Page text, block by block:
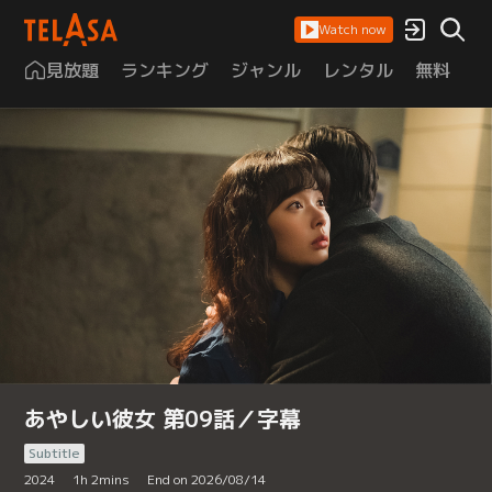
Watch now
見放題 ランキング ジャンル レンタル 無料
あやしい彼女 第09話／字幕
Subtitle
2024
1h 2mins End on 2026/08/14